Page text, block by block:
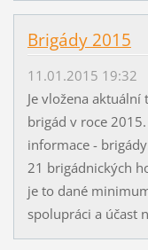
Brigády 2015
11.01.2015 19:32
Je vložena
brigád v roce
informace -
21 brigádnických
je to dané
spolupráci a účast